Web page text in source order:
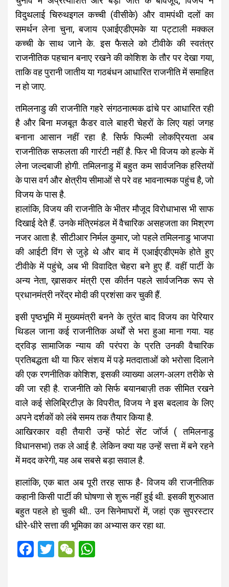
विदुथलाई चिरुथइगल कच्ची (वीसीके) और वामपंथी दलों का
समर्थन लेना चुना, बजाय एआईएडीएमके या पट्टाली मक्कल
कच्ची के साथ जाने के. इस फैसले को टीवीके की स्वतंत्र
राजनीतिक पहचान बनाए रखने की कोशिश के तौर पर देखा गया,
ताकि वह पुरानी जातीय या गठबंधन आधारित राजनीति में समाहित
न हो जाए.
तमिलनाडु की राजनीति गहरे संगठनात्मक ढांचे पर आधारित रही
है और बिना मजबूत कैडर वाले बाहरी चेहरों के लिए यहां जगह
बनाना आसान नहीं रहा है. सिर्फ फिल्मी लोकप्रियता अब
राजनीतिक सफलता की गारंटी नहीं है. फिर भी विजय को हल्के में
लेना जल्दबाजी होगी. तमिलनाडु में बहुत कम सार्वजनिक हस्तियों
के पास वर्ग और क्षेत्रीय सीमाओं से परे वह भावनात्मक पहुंच है, जो
विजय के पास है.
हालांकि, विजय की राजनीति के भीतर मौजूद विरोधाभास भी साफ
दिखाई देते हैं. उनके मंत्रिमंडल में वैचारिक असहजता का मिश्रण
नजर आता है. सीटीआर निर्मल कुमार, जो पहले तमिलनाडु भाजपा
की आईटी विंग से जुड़े थे और बाद में एआईएडीएमके होते हुए
टीवीके में पहुंचे, अब भी विवादित चेहरा बने हुए हैं. वहीं पार्टी के
अन्य नेता, ख़ासकर मंत्री एस कीर्तन पहले सार्वजनिक रूप से
प्रधानमंत्री नरेंद्र मोदी की प्रशंसा कर चुकी हैं.
इसी पृष्ठभूमि में मुख्यमंत्री बनने के तुरंत बाद विजय का पेरियार
थिडल जाना कई राजनीतिक अर्थों से भरा हुआ माना गया. यह
द्रविड़ सामाजिक न्याय की परंपरा के प्रति उनकी वैचारिक
प्रतिबद्धता थी या फिर संशय में पड़े मतदाताओं को भरोसा दिलाने
की एक रणनीतिक कोशिश, इसकी व्याख्या अलग-अलग तरीके से
की जा रही है. राजनीति को सिर्फ बयानबाज़ी तक सीमित रखने
वाले कई सेलिब्रिटीज़ के विपरीत, विजय ने इस बदलाव के लिए
अपने दर्शकों को लंबे समय तक तैयार किया है.
आखिरकार वही तैयारी उन्हें फोर्ट सेंट जॉर्ज ( तमिलनाडु
विधानसभा) तक ले आई है. लेकिन क्या यह उन्हें सत्ता में बने रहने
में मदद करेगी, यह अब सबसे बड़ा सवाल है.
हालांकि, एक बात अब पूरी तरह साफ है- विजय की राजनीतिक
कहानी किसी पार्टी की घोषणा से शुरू नहीं हुई थी. इसकी शुरुआत
बहुत पहले हो चुकी थी.. उन सिनेमाघरों में, जहां एक सुपरस्टार
धीरे-धीरे सत्ता की भूमिका का अभ्यास कर रहा था.
F
T
W